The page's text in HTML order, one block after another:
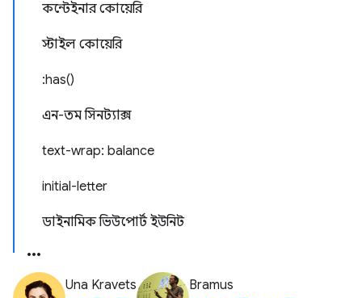
কন্টেইনার কোয়েরি
স্টাইল কোয়েরি
:has()
এন-তম সিনট্যাক্স
text-wrap: balance
initial-letter
ডাইনামিক ভিউপোর্ট ইউনিট
Una Kravets Bramus